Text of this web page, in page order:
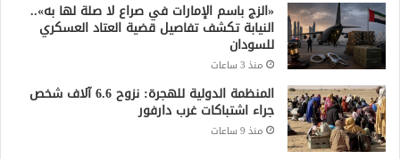
«الزج باسم الإمارات في صراع لا صلة لها به»..
النيابة تكشف تفاصيل قضية العتاد العسكري
للسودان
منذ 3 ساعات
المنظمة الدولية للهجرة: نزوح 6.6 آلاف شخص
جراء اشتباكات غرب دارفور
منذ 9 ساعات